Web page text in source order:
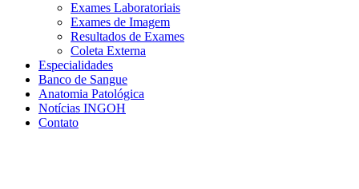
Exames Laboratoriais
Exames de Imagem
Resultados de Exames
Coleta Externa
Especialidades
Banco de Sangue
Anatomia Patológica
Notícias INGOH
Contato